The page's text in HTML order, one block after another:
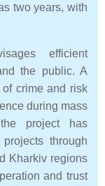
two years, with
efficient
the public. A
crime and risk
during mass
project has
through
Kharkiv regions
and trust